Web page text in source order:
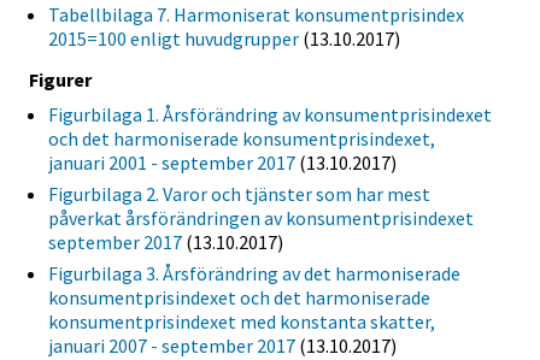
Tabellbilaga 7. Harmoniserat konsumentprisindex
2015=100 enligt huvudgrupper (13.10.2017)
Figurer
Figurbilaga 1. Årsförändring av konsumentprisindexet
och det harmoniserade konsumentprisindexet,
januari 2001 - september 2017 (13.10.2017)
Figurbilaga 2. Varor och tjänster som har mest
påverkat årsförändringen av konsumentprisindexet
september 2017 (13.10.2017)
Figurbilaga 3. Årsförändring av det harmoniserade
konsumentprisindexet och det harmoniserade
konsumentprisindexet med konstanta skatter,
januari 2007 - september 2017 (13.10.2017)